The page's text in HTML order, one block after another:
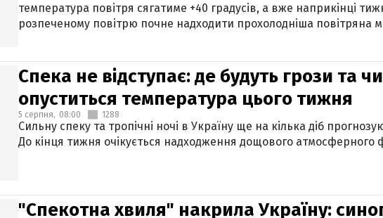
температура повітря сягатиме +40 градусів, а вже наприкінці
розпеченому повітрю почне надходити прохолодніша повітряна
Спека не відступає: де будуть грози та чи
опуститься температура цього тижня
5 серпня, 08:00 1288
Сильну спеку та тропічні ночі в Україну ще на кілька діб
До кінця тижня очікується надходження дощового атмосферного
"Спекотна хвиля" накрила Україну: